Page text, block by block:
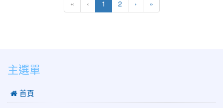
« ‹ 1 (current)
2 › »
主選單
 首頁